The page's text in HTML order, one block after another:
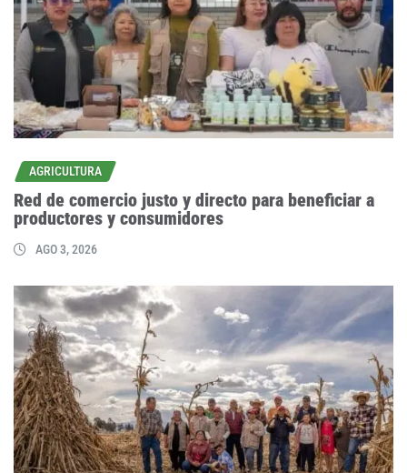
AGRICULTURA
Red de comercio justo y directo para beneficiar a
productores y consumidores
AGO 3, 2026